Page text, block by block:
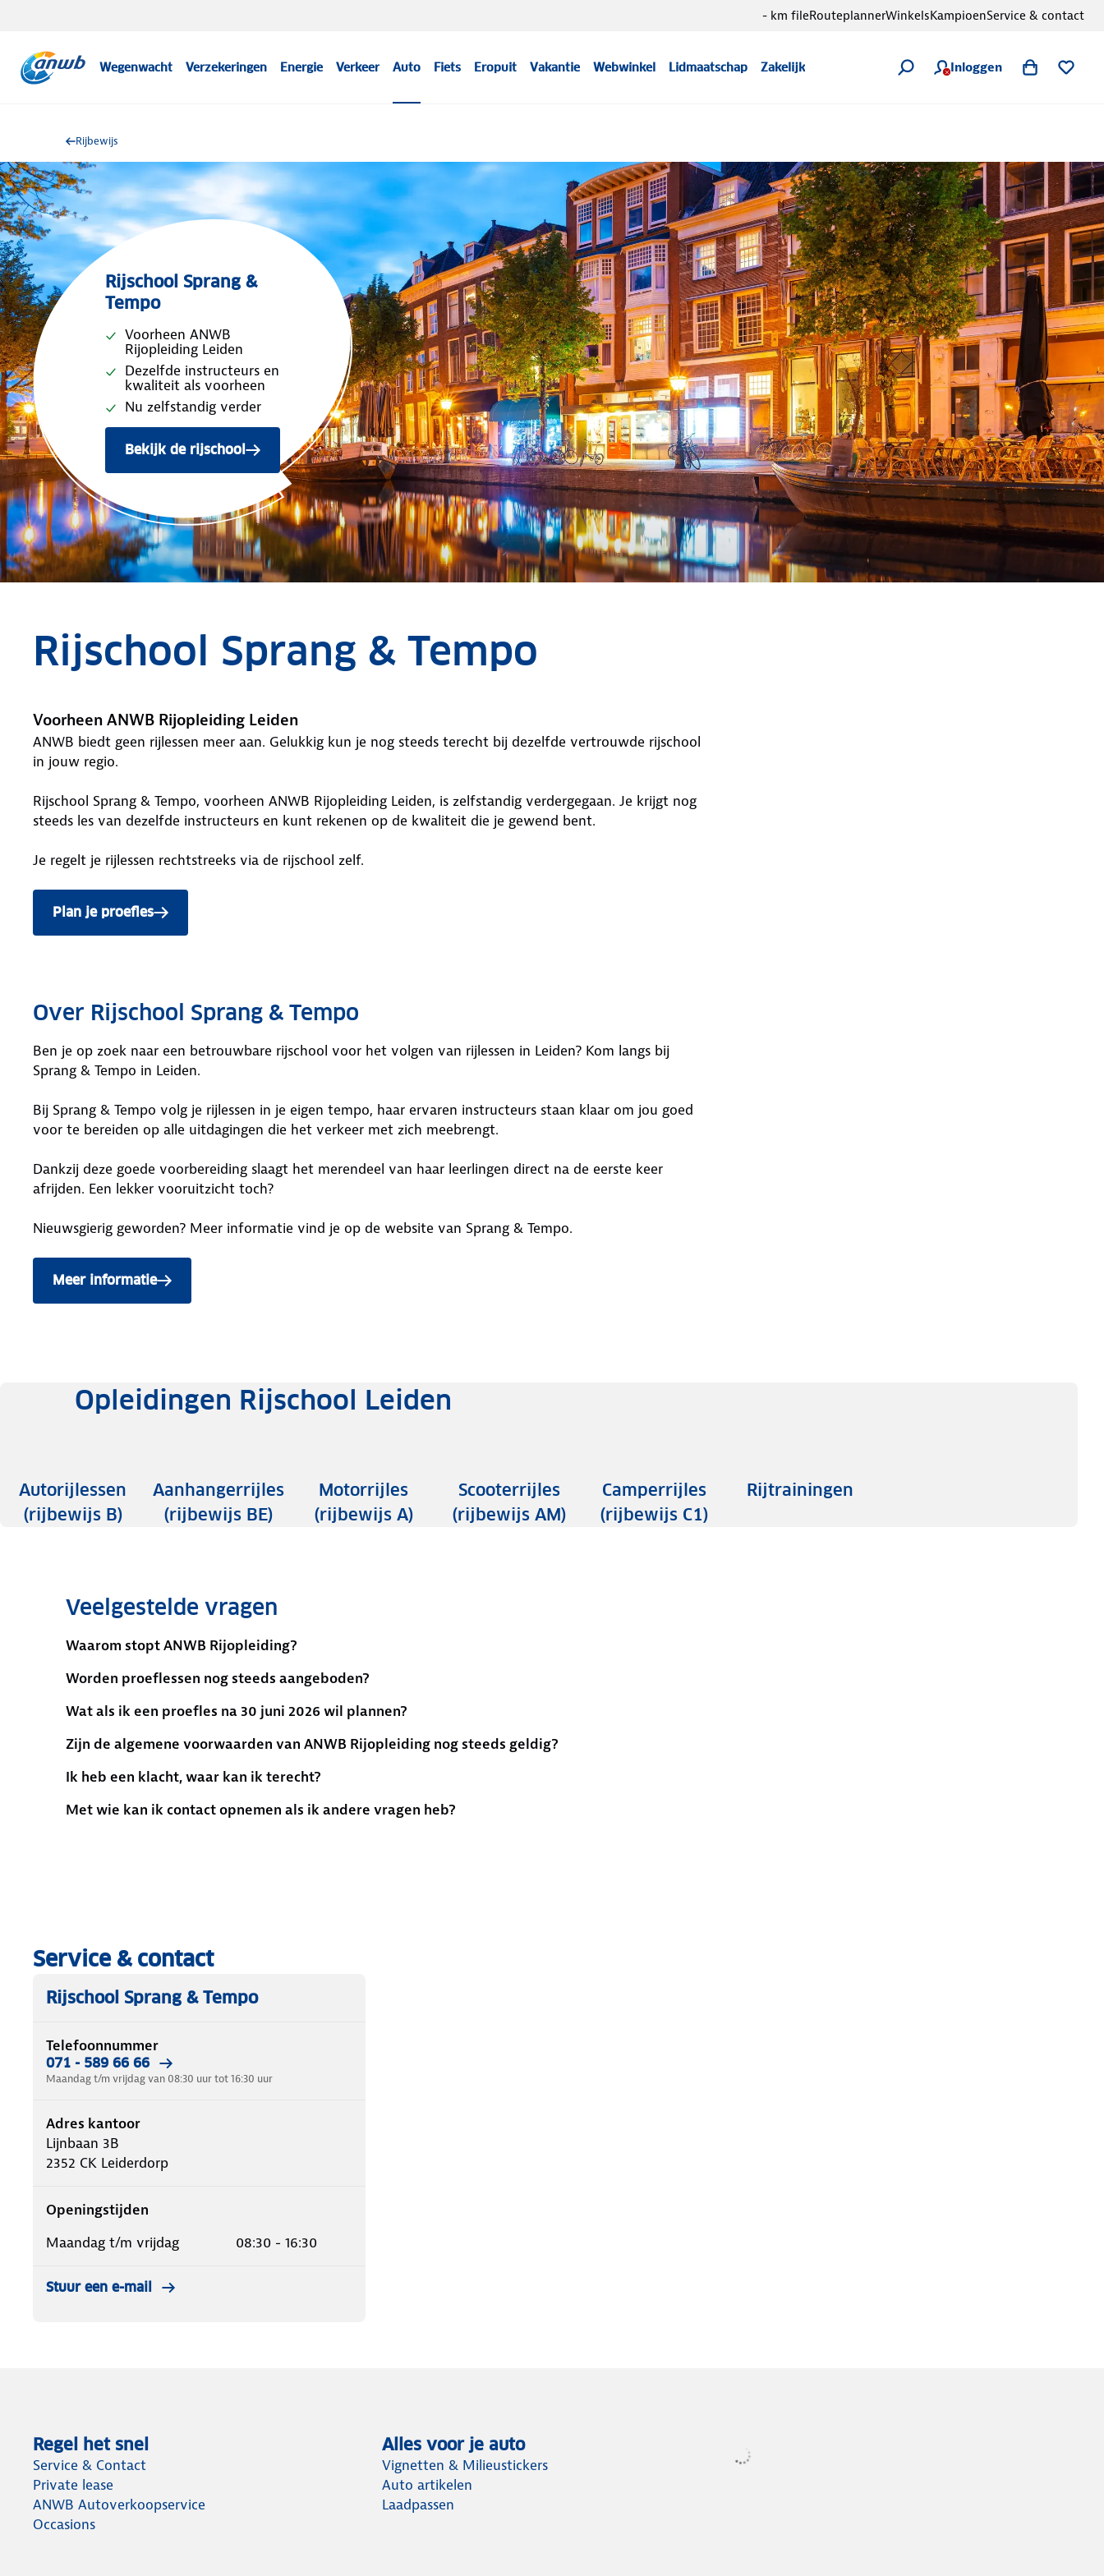
Wegenwacht Verzekeringen Energie Verkeer Auto Fiets Eropuit Vakantie Webwinkel Lidmaatschap Zakelijk Inloggen
- km fileRouteplannerWinkelsKampioenService & contact
Rijbewijs
Rijschool Sprang &
Tempo
Voorheen ANWB
Rijopleiding Leiden
Dezelfde instructeurs en
kwaliteit als voorheen
Nu zelfstandig verder
Bekijk de rijschool
Rijschool Sprang & Tempo
Voorheen ANWB Rijopleiding Leiden
ANWB biedt geen rijlessen meer aan. Gelukkig kun je nog steeds terecht bij dezelfde vertrouwde rijschool
in jouw regio.
Rijschool Sprang & Tempo, voorheen ANWB Rijopleiding Leiden, is zelfstandig verdergegaan. Je krijgt nog
steeds les van dezelfde instructeurs en kunt rekenen op de kwaliteit die je gewend bent.
Je regelt je rijlessen rechtstreeks via de rijschool zelf.
Plan je proefles
Over Rijschool Sprang & Tempo
Ben je op zoek naar een betrouwbare rijschool voor het volgen van rijlessen in Leiden? Kom langs bij
Sprang & Tempo in Leiden.
Bij Sprang & Tempo volg je rijlessen in je eigen tempo, haar ervaren instructeurs staan klaar om jou goed
voor te bereiden op alle uitdagingen die het verkeer met zich meebrengt.
Dankzij deze goede voorbereiding slaagt het merendeel van haar leerlingen direct na de eerste keer
afrijden. Een lekker vooruitzicht toch?
Nieuwsgierig geworden? Meer informatie vind je op de website van Sprang & Tempo.
Meer informatie
Opleidingen Rijschool Leiden
Autorijlessen
(rijbewijs B)
Aanhangerrijles
(rijbewijs BE)
Motorrijles
(rijbewijs A)
Scooterrijles
(rijbewijs AM)
Camperrijles
(rijbewijs C1)
Rijtrainingen
Veelgestelde vragen
Waarom stopt ANWB Rijopleiding?
Worden proeflessen nog steeds aangeboden?
Wat als ik een proefles na 30 juni 2026 wil plannen?
Zijn de algemene voorwaarden van ANWB Rijopleiding nog steeds geldig?
Ik heb een klacht, waar kan ik terecht?
Met wie kan ik contact opnemen als ik andere vragen heb?
Service & contact
Rijschool Sprang & Tempo
Telefoonnummer
071 - 589 66 66
Maandag t/m vrijdag van 08:30 uur tot 16:30 uur
Adres kantoor
Lijnbaan 3B
2352 CK Leiderdorp
Openingstijden
Maandag t/m vrijdag
08:30 - 16:30
Stuur een e-mail
Regel het snel
Service & Contact
Private lease
ANWB Autoverkoopservice
Occasions
Alles voor je auto
Vignetten & Milieustickers
Auto artikelen
Laadpassen